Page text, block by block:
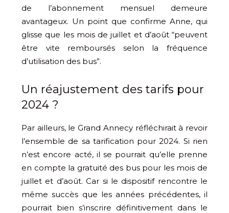
de l’abonnement mensuel demeure
avantageux. Un point que confirme Anne, qui
glisse que les mois de juillet et d’août “peuvent
être vite remboursés selon la fréquence
d’utilisation des bus”.
Un réajustement des tarifs pour
2024 ?
Par ailleurs, le Grand Annecy réfléchirait à revoir
l’ensemble de sa tarification pour 2024. Si rien
n’est encore acté, il se pourrait qu’elle prenne
en compte la gratuité des bus pour les mois de
juillet et d’août. Car si le dispositif rencontre le
même succès que les années précédentes, il
pourrait bien s’inscrire définitivement dans le